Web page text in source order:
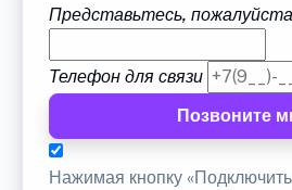
Представьтесь, пожалуйста
Телефон для связи
Позвоните
Нажимая кнопку